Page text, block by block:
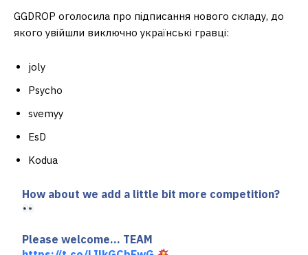
GGDROP оголосила про підписання нового складу, до
якого увійшли виключно українські гравці:
joly
Psycho
svemyy
EsD
Kodua
How about we add a little bit more competition?
Please welcome… TEAM